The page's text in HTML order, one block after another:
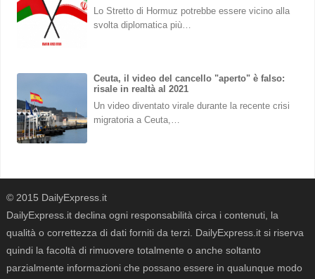
Lo Stretto di Hormuz potrebbe essere vicino alla
svolta diplomatica più…
Ceuta, il video del cancello "aperto" è falso:
risale in realtà al 2021
Un video diventato virale durante la recente crisi
migratoria a Ceuta,…
© 2015 DailyExpress.it
DailyExpress.it declina ogni responsabilità circa i contenuti, la
qualità o correttezza di dati forniti da terzi. DailyExpress.it si riserva
quindi la facoltà di rimuovere totalmente o anche soltanto
parzialmente informazioni che possano essere in qualunque modo